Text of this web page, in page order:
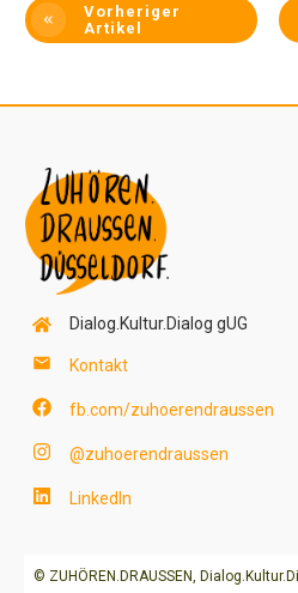
Vorheriger
Artikel
Dialog.Kultur.Dialog gUG
Kontakt
fb.com/zuhoerendraussen
@zuhoerendraussen
LinkedIn
© ZUHÖREN.DRAUSSEN,